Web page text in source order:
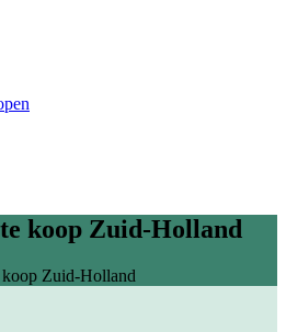
koop Zuid-Holland
Zuid-Holland